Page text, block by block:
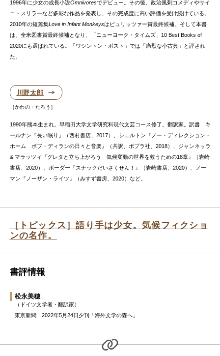
1996年に少女の成長小説Omnivoresでデビュー。その後、政治風刺コメディやサイ
コ・スリラーなど多彩な作品を発表し、その完成度に高い評価を受け続けている。
2010年の短篇集Love in Infant Monkeysはピュリッツァー賞最終候補。そして本書
は、全米図書賞最終候補となり、「ニューヨーク・タイムズ」10 Best Books of
2020にも選ばれている。「ワシントン・ポスト」では「痛烈な小古典」と評され
た。
川野太郎
かわの・たろう
1990年熊本生まれ。早稲田大学文学研究科現代文芸コース修了。翻訳家。訳書 キ
ールナン『長い眠り』（西村書店、2017）、シェルトン『ノー・ディレクション・
ホーム ボブ・ディランの日々と音楽』（共訳、ポプラ社、2018）、ジャンネッラ
& マラッツィ『グレタと立ち上がろう 気候変動の世界を救うための18章』（岩崎
書店、2020）、ボーダー『スナックだいさくせん！』（岩崎書店、2020）、ノー
マン『ノーザン・ライツ』（みすず書房、2020）など。
［トピックス］語り手は少女。気候フィクショ
ンの名作。
書評情報
松永美穂
（ドイツ文学者・翻訳家）
東京新聞 2022年5月24日夕刊「海外文学の森へ」